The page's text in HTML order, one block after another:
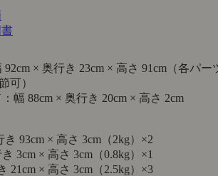
× 奥行き 23cm × 高さ 91cm（各パー
可）
幅 88cm × 奥行き 20cm × 高さ 2cm
き 93cm × 高さ 3cm（2kg）×2
3cm × 高さ 3cm（0.8kg）×1
21cm × 高さ 3cm（2.5kg）×3